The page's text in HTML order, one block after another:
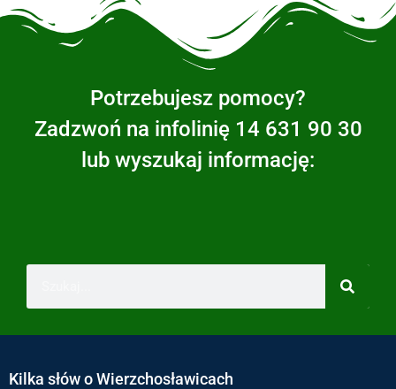
Potrzebujesz pomocy?
Zadzwoń na infolinię 14 631 90 30
lub wyszukaj informację:
Kilka słów o Wierzchosławicach